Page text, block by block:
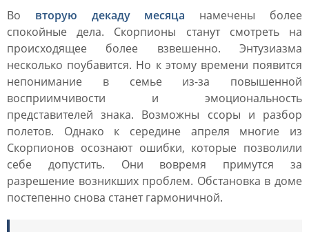
Во вторую декаду месяца намечены более
спокойные дела. Скорпионы станут смотреть на
происходящее более взвешенно. Энтузиазма
несколько поубавится. Но к этому времени появится
непонимание в семье из-за повышенной
восприимчивости и эмоциональность
представителей знака. Возможны ссоры и разбор
полетов. Однако к середине апреля многие из
Скорпионов осознают ошибки, которые позволили
себе допустить. Они вовремя примутся за
разрешение возникших проблем. Обстановка в доме
постепенно снова станет гармоничной.